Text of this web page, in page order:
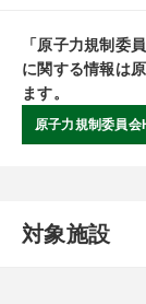
「原子力規制委
に関する情報は
ます。
原子力規制委員会
対象施設